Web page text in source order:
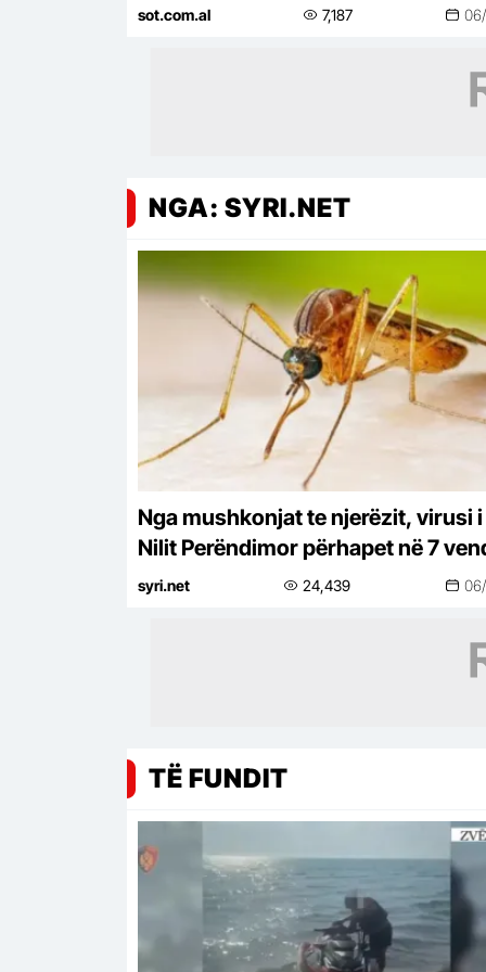
presidentin, vetëm kështu
sot.com.al 7,187
NGA: SYRI.NET
Nga mushkonjat te njerëzit, virusi i
Nilit Perëndimor përhapet në 7
të Europës, 94 raste në Itali dhe 6
syri.net 24,439
TË FUNDIT